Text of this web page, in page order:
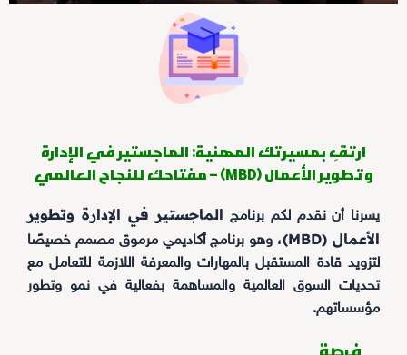
ارتقِ بمسيرتك المهنية: الماجستير في الإدارة
وتطوير الأعمال (MBD) – مفتاحك للنجاح العالمي
يسرنا أن نقدم لكم برنامج الماجستير في الإدارة وتطوير
الأعمال (MBD)
، وهو برنامج أكاديمي مرموق مصمم خصيصًا
لتزويد قادة المستقبل بالمهارات والمعرفة اللازمة للتعامل مع
تحديات السوق العالمية والمساهمة بفعالية في نمو وتطور
مؤسساتهم.